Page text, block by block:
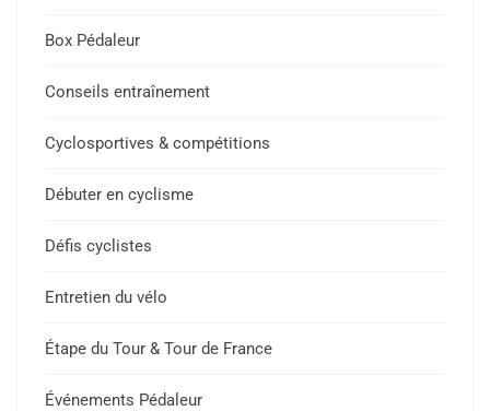
Box Pédaleur
Conseils entraînement
Cyclosportives & compétitions
Débuter en cyclisme
Défis cyclistes
Entretien du vélo
Étape du Tour & Tour de France
Événements Pédaleur